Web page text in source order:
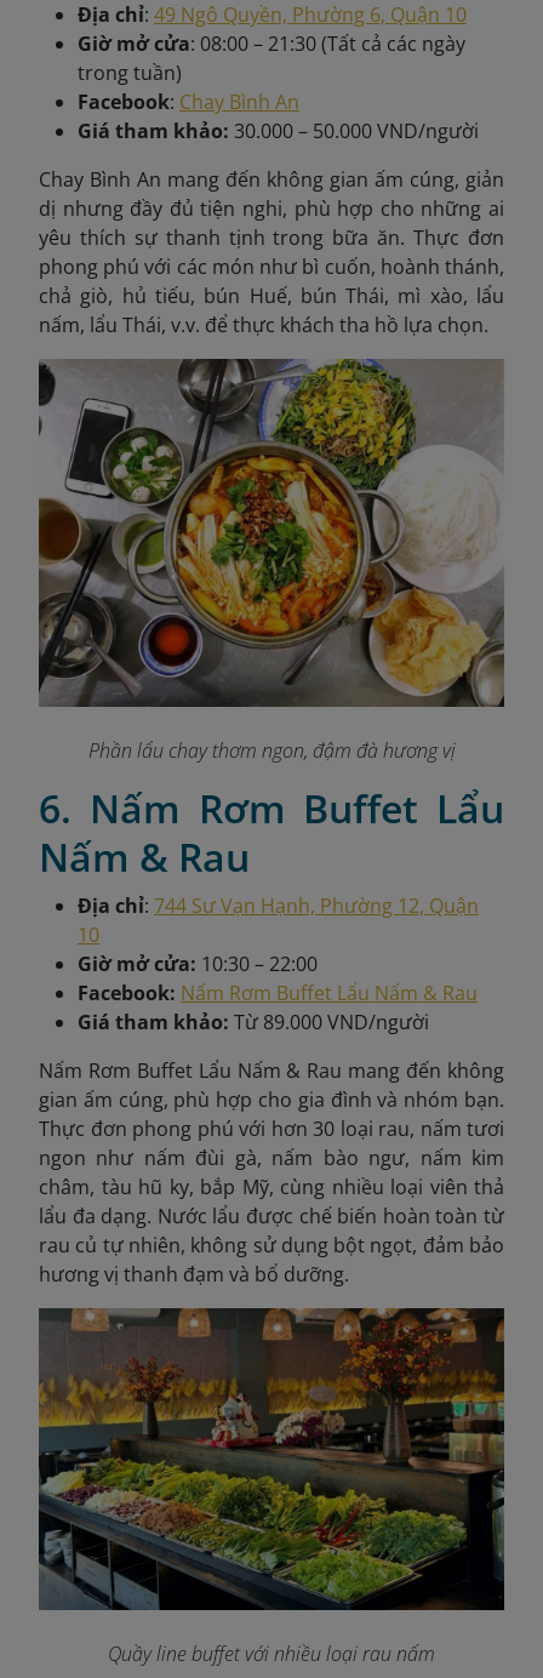
Địa chỉ: 49 Ngô Quyền, Phường 6, Quận 10
Giờ mở cửa: 08:00 – 21:30 (Tất cả các ngày
trong tuần)
Facebook: Chay Bình An
Giá tham khảo: 30.000 – 50.000 VND/người
Chay Bình An mang đến không gian ấm cúng, giản
dị nhưng đầy đủ tiện nghi, phù hợp cho những ai
yêu thích sự thanh tịnh trong bữa ăn. Thực đơn
phong phú với các món như bì cuốn, hoành thánh,
chả giò, hủ tiếu, bún Huế, bún Thái, mì xào, lẩu
nấm, lẩu Thái, v.v. để thực khách tha hồ lựa chọn.
Phần lẩu chay thơm ngon, đậm đà hương vị
6. Nấm Rơm Buffet Lẩu
Nấm & Rau
Địa chỉ: 744 Sư Vạn Hạnh, Phường 12, Quận
10
Giờ mở cửa: 10:30 – 22:00
Facebook: Nấm Rơm Buffet Lẩu Nấm & Rau
Giá tham khảo: Từ 89.000 VND/người
Nấm Rơm Buffet Lẩu Nấm & Rau mang đến không
gian ấm cúng, phù hợp cho gia đình và nhóm bạn.
Thực đơn phong phú với hơn 30 loại rau, nấm tươi
ngon như nấm đùi gà, nấm bào ngư, nấm kim
châm, tàu hũ ky, bắp Mỹ, cùng nhiều loại viên thả
lẩu đa dạng. Nước lẩu được chế biến hoàn toàn từ
rau củ tự nhiên, không sử dụng bột ngọt, đảm bảo
hương vị thanh đạm và bổ dưỡng.
Quầy line buffet với nhiều loại rau nấm